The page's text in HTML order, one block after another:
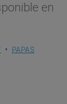
en
PAPAS